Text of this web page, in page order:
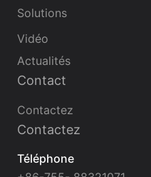
Solutions
Vidéo
Actualités
Contact
Contactez
Contactez
Téléphone